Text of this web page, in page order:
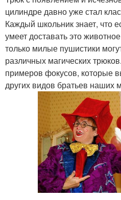
цилиндре давно уже стал
Каждый школьник знает, что
умеет доставать это
только милые пушистики
различных магических
примеров фокусов, которые
других видов братьев наших